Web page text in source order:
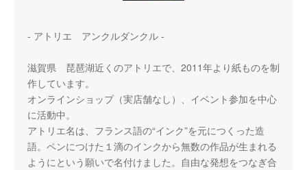
- アトリエ アンクルダンクル -
滋賀県 琵琶湖近くのアトリエで、2011年より紙ものを制
作しています。
オンラインショップ（実店舗なし）、イベント参加を中心
に活動中。
アトリエ名は、フランス語の“インク”を元につくった造
語。ペンにつけた１滴のインクから無数の作品が生まれる
ようにという願いで名付けました。自由な発想をつなぎ合